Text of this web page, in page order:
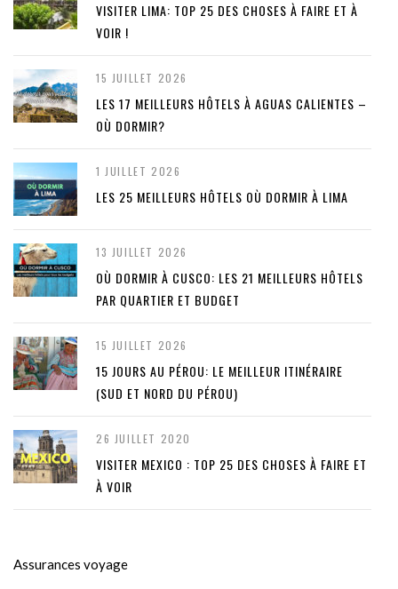
VISITER LIMA: TOP 25 DES CHOSES À FAIRE ET À
VOIR !
15 JUILLET 2026
LES 17 MEILLEURS HÔTELS À AGUAS CALIENTES –
OÙ DORMIR?
1 JUILLET 2026
LES 25 MEILLEURS HÔTELS OÙ DORMIR À LIMA
13 JUILLET 2026
OÙ DORMIR À CUSCO: LES 21 MEILLEURS HÔTELS
PAR QUARTIER ET BUDGET
15 JUILLET 2026
15 JOURS AU PÉROU: LE MEILLEUR ITINÉRAIRE
(SUD ET NORD DU PÉROU)
26 JUILLET 2020
VISITER MEXICO : TOP 25 DES CHOSES À FAIRE ET
À VOIR
Assurances voyage